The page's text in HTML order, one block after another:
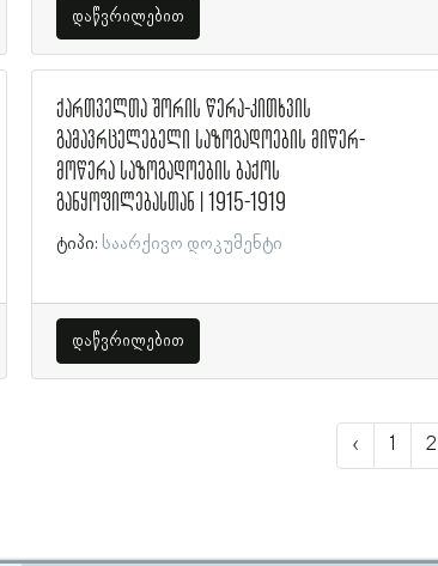
დაწვრილებით
ქართველთა შორის წერა-კითხვის
გამავრცელებელი საზოგადოების მიწერ-
მოწერა საზოგადოების ბაქოს
განყოფილებასთან | 1915-1919
ტიპი: საარქივო დოკუმენტი
დაწვრილებით
‹ 1 2